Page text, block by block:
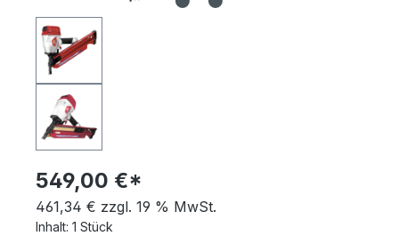
549,00 €*
461,34 € zzgl. 19 % MwSt.
Inhalt: 1 Stück